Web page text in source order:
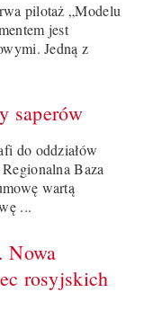
pilotaż „Modelu
jest
Jedną z
saperów
do oddziałów
Baza
wartą
...
Nowa
rosyjskich